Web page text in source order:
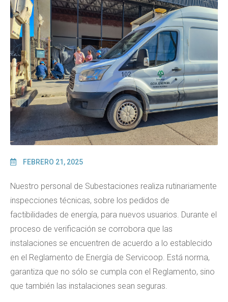
FEBRERO 21, 2025
Nuestro personal de Subestaciones realiza rutinariamente
inspecciones técnicas, sobre los pedidos de
factibilidades de energía, para nuevos usuarios. Durante el
proceso de verificación se corrobora que las
instalaciones se encuentren de acuerdo a lo establecido
en el Reglamento de Energía de Servicoop. Está norma,
garantiza que no sólo se cumpla con el Reglamento, sino
que también las instalaciones sean seguras.